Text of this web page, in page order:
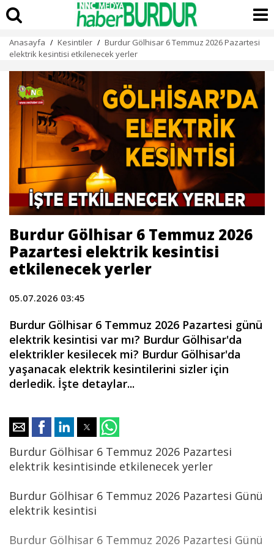
Anasayfa / Kesintiler / Burdur Gölhisar 6 Temmuz 2026 Pazartesi
elektrik kesintisi etkilenecek yerler
Burdur Gölhisar 6 Temmuz 2026
Pazartesi elektrik kesintisi
etkilenecek yerler
05.07.2026 03:45
Burdur Gölhisar 6 Temmuz 2026 Pazartesi günü
elektrik kesintisi var mı? Burdur Gölhisar'da
elektrikler kesilecek mi? Burdur Gölhisar'da
yaşanacak elektrik kesintilerini sizler için
derledik. İşte detaylar...
Burdur Gölhisar 6 Temmuz 2026 Pazartesi
elektrik kesintisinde etkilenecek yerler
Burdur Gölhisar 6 Temmuz 2026 Pazartesi Günü
elektrik kesintisi
Burdur Gölhisar 6 Temmuz 2026 Pazartesi Günü